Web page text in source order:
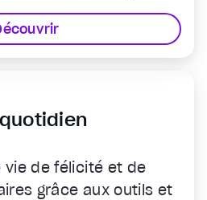
de l'éclair grâce
Transformez
et votre réussite
vie de félicité et de
grâce aux outils et